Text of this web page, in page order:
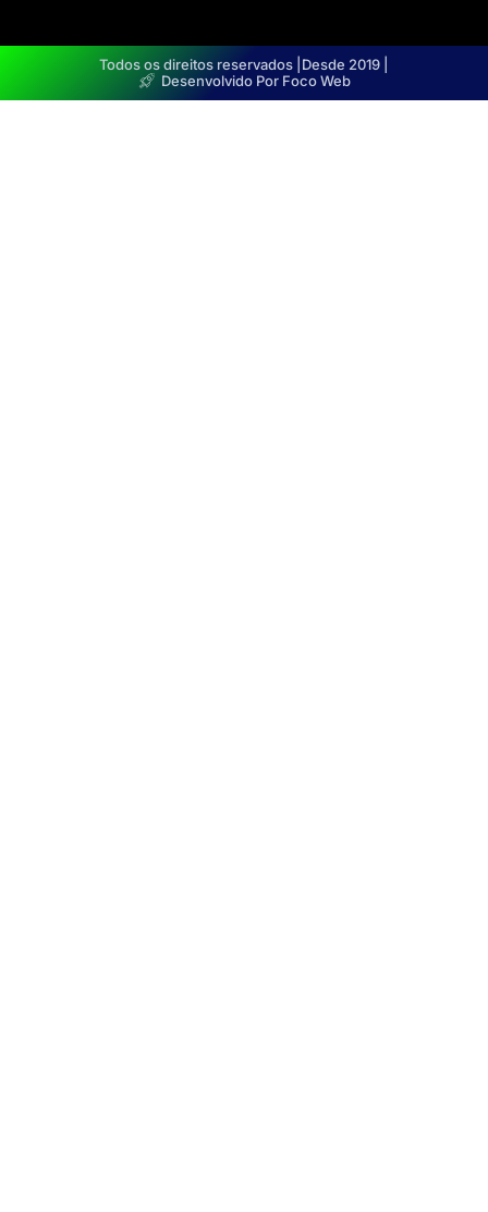
Todos os direitos reservados | Desde 2019 |
Desenvolvido Por Foco Web